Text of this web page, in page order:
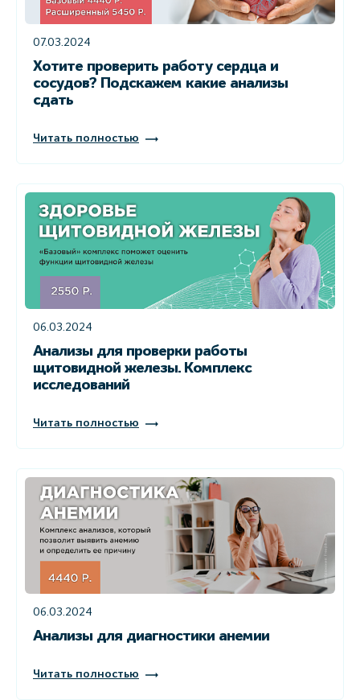
07.03.2024
Хотите проверить работу сердца и
сосудов? Подскажем какие анализы
сдать
Читать полностью
06.03.2024
Анализы для проверки работы
щитовидной железы. Комплекс
исследований
Читать полностью
06.03.2024
Анализы для диагностики анемии
Читать полностью